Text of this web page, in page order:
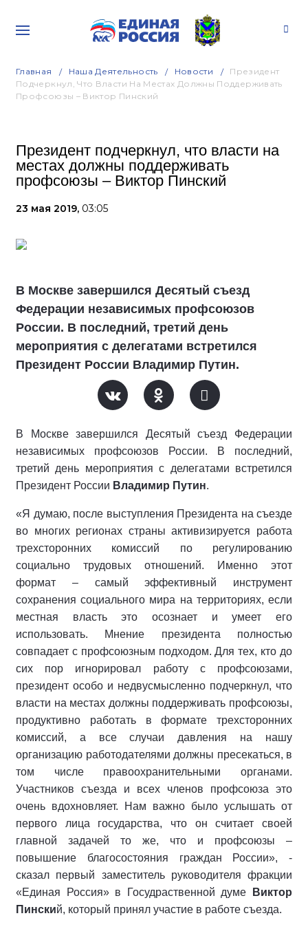
Главная Наша Деятельность Новости
Президент
Подчеркнул, Что Власти На Местах Должны Поддерживать
Профсоюзы – Виктор Пинский
Президент подчеркнул, что власти на
местах должны поддерживать
профсоюзы – Виктор Пинский
23 мая 2019, 03:05
В Москве завершился Десятый съезд
Федерации независимых профсоюзов
России. В последний, третий день
мероприятия с делегатами встретился
Президент России Владимир Путин.
В Москве завершился Десятый съезд Федерации
независимых профсоюзов России. В последний,
третий день мероприятия с делегатами встретился
Президент России Владимир Путин.
«Я думаю, после выступления Президента на съезде
во многих регионах страны активизируется работа
трехсторонних комиссий по регулированию
социально трудовых отношений. Именно этот
формат – самый эффективный инструмент
сохранения социального мира на территориях, если
местная власть это осознает и умеет его
использовать. Мнение президента полностью
совпадает с профсоюзным подходом. Для тех, кто до
сих пор игнорировал работу с профсоюзами,
президент особо и недвусмысленно подчеркнул, что
власти на местах должны поддерживать профсоюзы,
продуктивно работать в формате трехсторонних
комиссий, а все случаи давления на нашу
организацию работодателями должны пресекаться, в
том числе правоохранительными органами.
Участников съезда и всех членов профсоюза это
очень вдохновляет. Нам важно было услышать от
первого лица государства, что он считает своей
главной задачей то же, что и профсоюзы –
повышение благосостояния граждан России», -
сказал первый заместитель руководителя фракции
«Единая Россия» в Госудраственной думе
Виктор
Пинский, который принял участие в работе съезда.